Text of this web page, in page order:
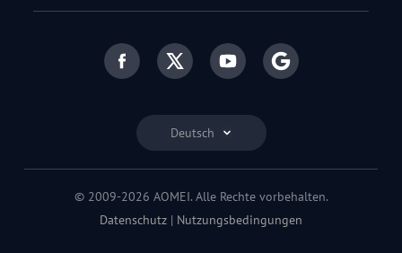
Deutsch
© 2009-2026 AOMEI. Alle Rechte vorbehalten.
Datenschutz | Nutzungsbedingungen